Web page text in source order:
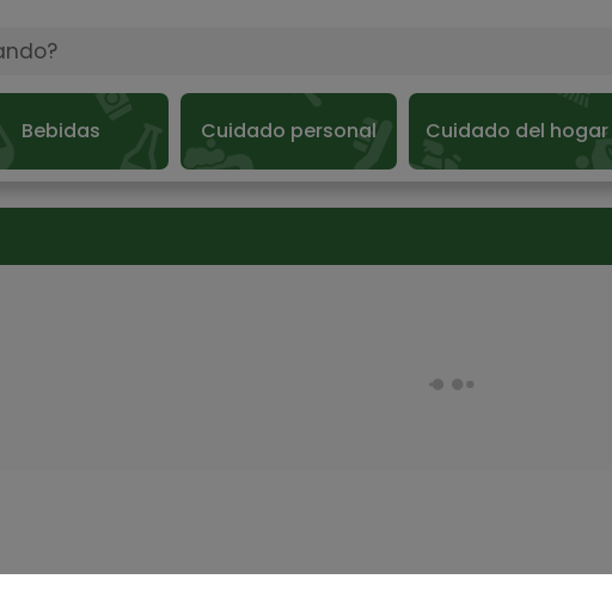
Bebidas Cuidado personal Cuidado del hogar